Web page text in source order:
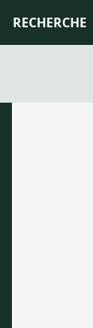
RECHERCHE